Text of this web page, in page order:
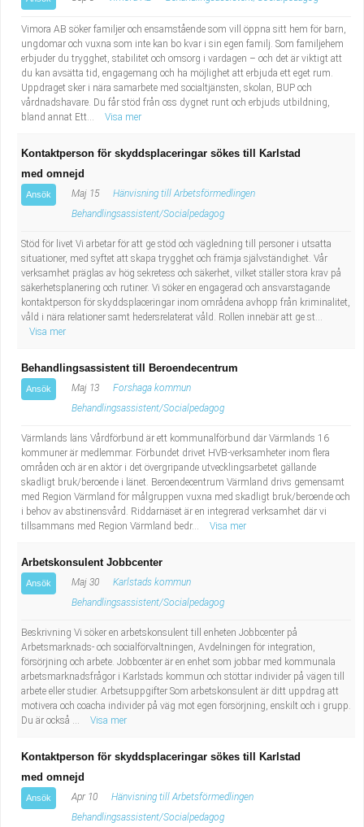
Vimora AB söker familjer och ensamstående som vill öppna sitt hem för barn,
ungdomar och vuxna som inte kan bo kvar i sin egen familj. Som familjehem
erbjuder du trygghet, stabilitet och omsorg i vardagen – och det är viktigt att
du kan avsätta tid, engagemang och ha möjlighet att erbjuda ett eget rum.
Uppdraget sker i nära samarbete med socialtjänsten, skolan, BUP och
vårdnadshavare. Du får stöd från oss dygnet runt och erbjuds utbildning,
bland annat Ett...
Visa mer
Kontaktperson för skyddsplaceringar sökes till Karlstad
med omnejd
Ansök Maj 15
Hänvisning till Arbetsförmedlingen
Behandlingsassistent/Socialpedagog
Stöd för livet Vi arbetar för att ge stöd och vägledning till personer i utsatta
situationer, med syftet att skapa trygghet och främja självständighet. Vår
verksamhet präglas av hög sekretess och säkerhet, vilket ställer stora krav på
säkerhetsplanering och rutiner. Vi söker en engagerad och ansvarstagande
kontaktperson för skyddsplaceringar inom områdena avhopp från kriminalitet,
våld i nära relationer samt hedersrelaterat våld. Rollen innebär att ge st...
Visa mer
Behandlingsassistent till Beroendecentrum
Ansök Maj 13
Forshaga kommun
Behandlingsassistent/Socialpedagog
Värmlands läns Vårdförbund är ett kommunalförbund där Värmlands 16
kommuner är medlemmar. Förbundet drivet HVB-verksamheter inom flera
områden och är en aktör i det övergripande utvecklingsarbetet gällande
skadligt bruk/beroende i länet. Beroendecentrum Värmland drivs gemensamt
med Region Värmland för målgruppen vuxna med skadligt bruk/beroende och
i behov av abstinensvård. Riddarnäset är en integrerad verksamhet där vi
tillsammans med Region Värmland bedr...
Visa mer
Arbetskonsulent Jobbcenter
Ansök Maj 30
Karlstads kommun
Behandlingsassistent/Socialpedagog
Beskrivning Vi söker en arbetskonsulent till enheten Jobbcenter på
Arbetsmarknads- och socialförvaltningen, Avdelningen för integration,
försörjning och arbete. Jobbcenter är en enhet som jobbar med kommunala
arbetsmarknadsfrågor i Karlstads kommun och stöttar individer på vägen till
arbete eller studier. Arbetsuppgifter Som arbetskonsulent är ditt uppdrag att
motivera och coacha individer på väg mot egen försörjning, enskilt och i grupp.
Du är också ...
Visa mer
Kontaktperson för skyddsplaceringar sökes till Karlstad
med omnejd
Ansök Apr 10
Hänvisning till Arbetsförmedlingen
Behandlingsassistent/Socialpedagog